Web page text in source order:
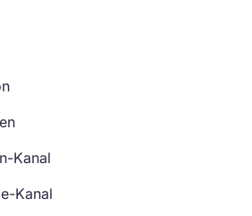
Kanal
Kanal